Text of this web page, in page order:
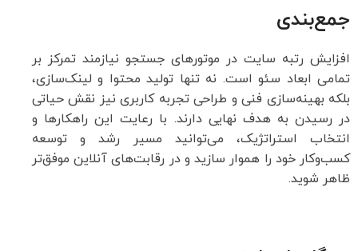
جمع‌بندی
افزایش رتبه سایت در موتورهای جستجو نیازمند تمرکز بر
تمامی ابعاد سئو است. نه تنها تولید محتوا و لینک‌سازی،
بلکه بهینه‌سازی فنی و طراحی تجربه کاربری نیز نقش حیاتی
در رسیدن به هدف نهایی دارند. با رعایت این راهکارها و
انتخاب استراتژیک، می‌توانید مسیر رشد و توسعه
کسب‌وکار خود را هموار سازید و در رقابت‌های آنلاین موفق‌تر
ظاهر شوید.